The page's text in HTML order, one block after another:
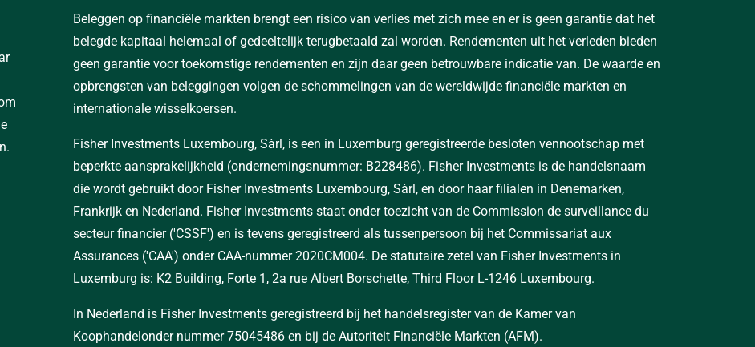
Beleggen op financiële markten brengt een risico van verlies met zich mee en er is geen garantie dat het
belegde kapitaal helemaal of gedeeltelijk terugbetaald zal worden. Rendementen uit het verleden bieden
geen garantie voor toekomstige rendementen en zijn daar geen betrouwbare indicatie van. De waarde en
opbrengsten van beleggingen volgen de schommelingen van de wereldwijde financiële markten en
internationale wisselkoersen.
Fisher Investments Luxembourg, Sàrl, is een in Luxemburg geregistreerde besloten vennootschap met
beperkte aansprakelijkheid (ondernemingsnummer: B228486). Fisher Investments is de handelsnaam
die wordt gebruikt door Fisher Investments Luxembourg, Sàrl, en door haar filialen in Denemarken,
Frankrijk en Nederland. Fisher Investments staat onder toezicht van de Commission de surveillance du
secteur financier ('CSSF') en is tevens geregistreerd als tussenpersoon bij het Commissariat aux
Assurances ('CAA') onder CAA-nummer 2020CM004. De statutaire zetel van Fisher Investments in
Luxemburg is: K2 Building, Forte 1, 2a rue Albert Borschette, Third Floor L-1246 Luxembourg.
In Nederland is Fisher Investments geregistreerd bij het handelsregister van de Kamer van
Koophandelonder nummer 75045486 en bij de Autoriteit Financiële Markten (AFM).